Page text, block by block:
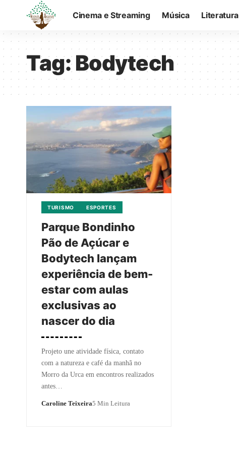
Cinema e Streaming Música Literatura
Tag:Bodytech
TURISMO ESPORTES
Parque Bondinho
Pão de Açúcar e
Bodytech lançam
experiência de bem-
estar com aulas
exclusivas ao
nascer do dia
Projeto une atividade física, contato
com a natureza e café da manhã no
Morro da Urca em encontros realizados
antes…
Caroline Teixeira5 Min Leitura